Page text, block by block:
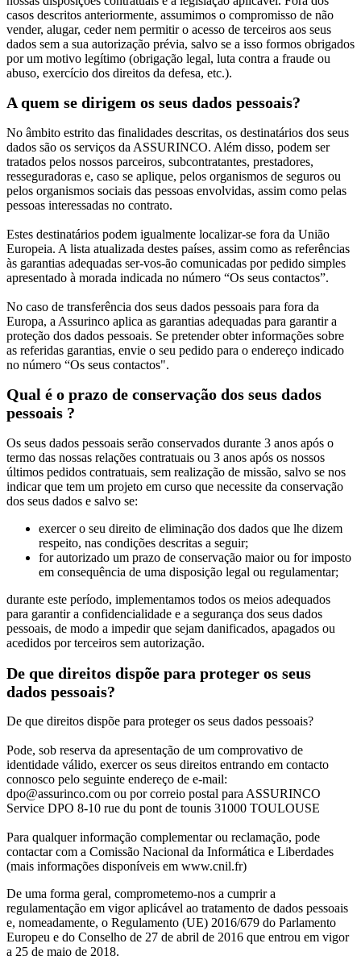
casos descritos anteriormente, assumimos o compromisso de não
vender, alugar, ceder nem permitir o acesso de terceiros aos seus
dados sem a sua autorização prévia, salvo se a isso formos obrigados
por um motivo legítimo (obrigação legal, luta contra a fraude ou
abuso, exercício dos direitos da defesa, etc.).
A quem se dirigem os seus dados pessoais?
No âmbito estrito das finalidades descritas, os destinatários dos seus
dados são os serviços da ASSURINCO. Além disso, podem ser
tratados pelos nossos parceiros, subcontratantes, prestadores,
resseguradoras e, caso se aplique, pelos organismos de seguros ou
pelos organismos sociais das pessoas envolvidas, assim como pelas
pessoas interessadas no contrato.
Estes destinatários podem igualmente localizar-se fora da União
Europeia. A lista atualizada destes países, assim como as referências
às garantias adequadas ser-vos-ão comunicadas por pedido simples
apresentado à morada indicada no número “Os seus contactos”.
No caso de transferência dos seus dados pessoais para fora da
Europa, a Assurinco aplica as garantias adequadas para garantir a
proteção dos dados pessoais. Se pretender obter informações sobre
as referidas garantias, envie o seu pedido para o endereço indicado
no número “Os seus contactos".
Qual é o prazo de conservação dos seus dados
pessoais ?
Os seus dados pessoais serão conservados durante 3 anos após o
termo das nossas relações contratuais ou 3 anos após os nossos
últimos pedidos contratuais, sem realização de missão, salvo se nos
indicar que tem um projeto em curso que necessite da conservação
dos seus dados e salvo se:
exercer o seu direito de eliminação dos dados que lhe dizem
respeito, nas condições descritas a seguir;
for autorizado um prazo de conservação maior ou for imposto
em consequência de uma disposição legal ou regulamentar;
durante este período, implementamos todos os meios adequados
para garantir a confidencialidade e a segurança dos seus dados
pessoais, de modo a impedir que sejam danificados, apagados ou
acedidos por terceiros sem autorização.
De que direitos dispõe para proteger os seus
dados pessoais?
De que direitos dispõe para proteger os seus dados pessoais?
Pode, sob reserva da apresentação de um comprovativo de
identidade válido, exercer os seus direitos entrando em contacto
connosco pelo seguinte endereço de e-mail:
dpo@assurinco.com ou por correio postal para ASSURINCO
Service DPO 8-10 rue du pont de tounis 31000 TOULOUSE
Para qualquer informação complementar ou reclamação, pode
contactar com a Comissão Nacional da Informática e Liberdades
(mais informações disponíveis em www.cnil.fr)
De uma forma geral, comprometemo-nos a cumprir a
regulamentação em vigor aplicável ao tratamento de dados pessoais
e, nomeadamente, o Regulamento (UE) 2016/679 do Parlamento
Europeu e do Conselho de 27 de abril de 2016 que entrou em vigor
a 25 de maio de 2018.